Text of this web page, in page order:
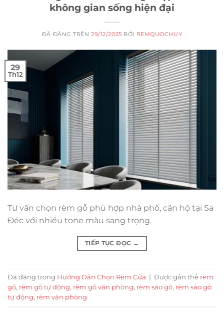
không gian sống hiện đại
ĐÃ ĐĂNG TRÊN29/12/2025 BỞI REMQUOCHUY
29
Th12
Tư vấn chọn rèm gỗ phù hợp nhà phố, căn hộ tại Sa
Đéc với nhiều tone màu sang trọng.
TIẾP TỤC ĐỌC →
Đã đăng trong Hướng Dẫn Chọn Rèm Cửa | Được gắn thẻ rèm
gỗ, rèm gỗ tự động, rèm gỗ văn phòng, rèm sáo gỗ, rèm sáo gỗ
tự động, rèm văn phòng